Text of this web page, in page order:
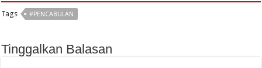
Tags #PENCABULAN
Tinggalkan Balasan